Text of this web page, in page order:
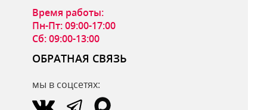
ОТПРАВИТЬ ОТЗЫВ
Время работы:
Пн-Пт: 09:00-17:00
Сб: 09:00-13:00
ОБРАТНАЯ СВЯЗЬ
мы в соцсетях: